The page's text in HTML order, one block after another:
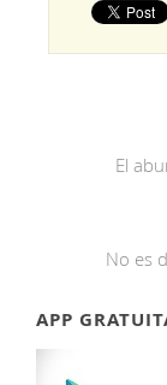
El
No es
APP